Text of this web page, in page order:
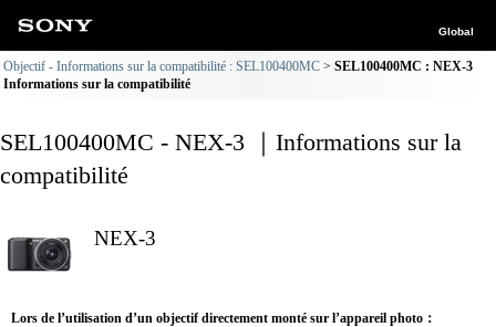
Global
Objectif - Informations sur la compatibilité : SEL100400MC
SEL100400MC : NEX-3
Informations sur la compatibilité
SEL100400MC - NEX-3 ｜Informations sur la
compatibilité
NEX-3
Lors de l’utilisation d’un objectif directement monté sur l’appareil photo：